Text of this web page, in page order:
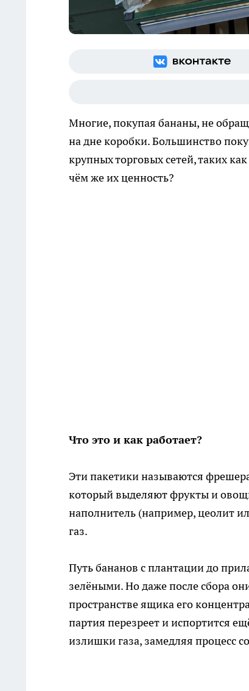
Многие, покупая бананы, не
на дне коробки. Большинство
крупных торговых сетей, таких как
чём же их ценность?
Что это и как работает?
Эти пакетики называются
который выделяют фрукты и
наполнитель (например, цеолит
газ.
Путь бананов с плантации до
зелёными. Но даже после сбора
пространстве ящика его
партия перезреет и испортится
излишки газа, замедляя процесс